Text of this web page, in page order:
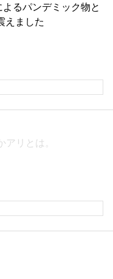
るパンデミック物と
えました
アリとは。